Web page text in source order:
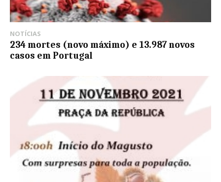
NOTÍCIAS
234 mortes (novo máximo) e 13.987 novos
casos em Portugal